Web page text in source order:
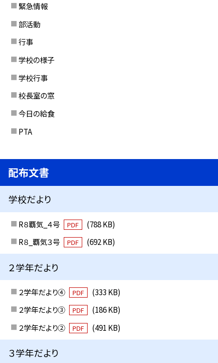
緊急情報
部活動
行事
学校の様子
学校行事
校長室の窓
今日の給食
PTA
配布文書
学校だより
R８覇気_４号 PDF
(788 KB)
R８_覇気３号
PDF (692 KB)
２学年だより
２学年だより④ PDF
(333 KB)
２学年だより③
PDF
(186 KB)
２学年だより②
PDF (491 KB)
３学年だより